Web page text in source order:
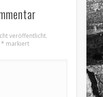
veröffentlicht.
* markiert